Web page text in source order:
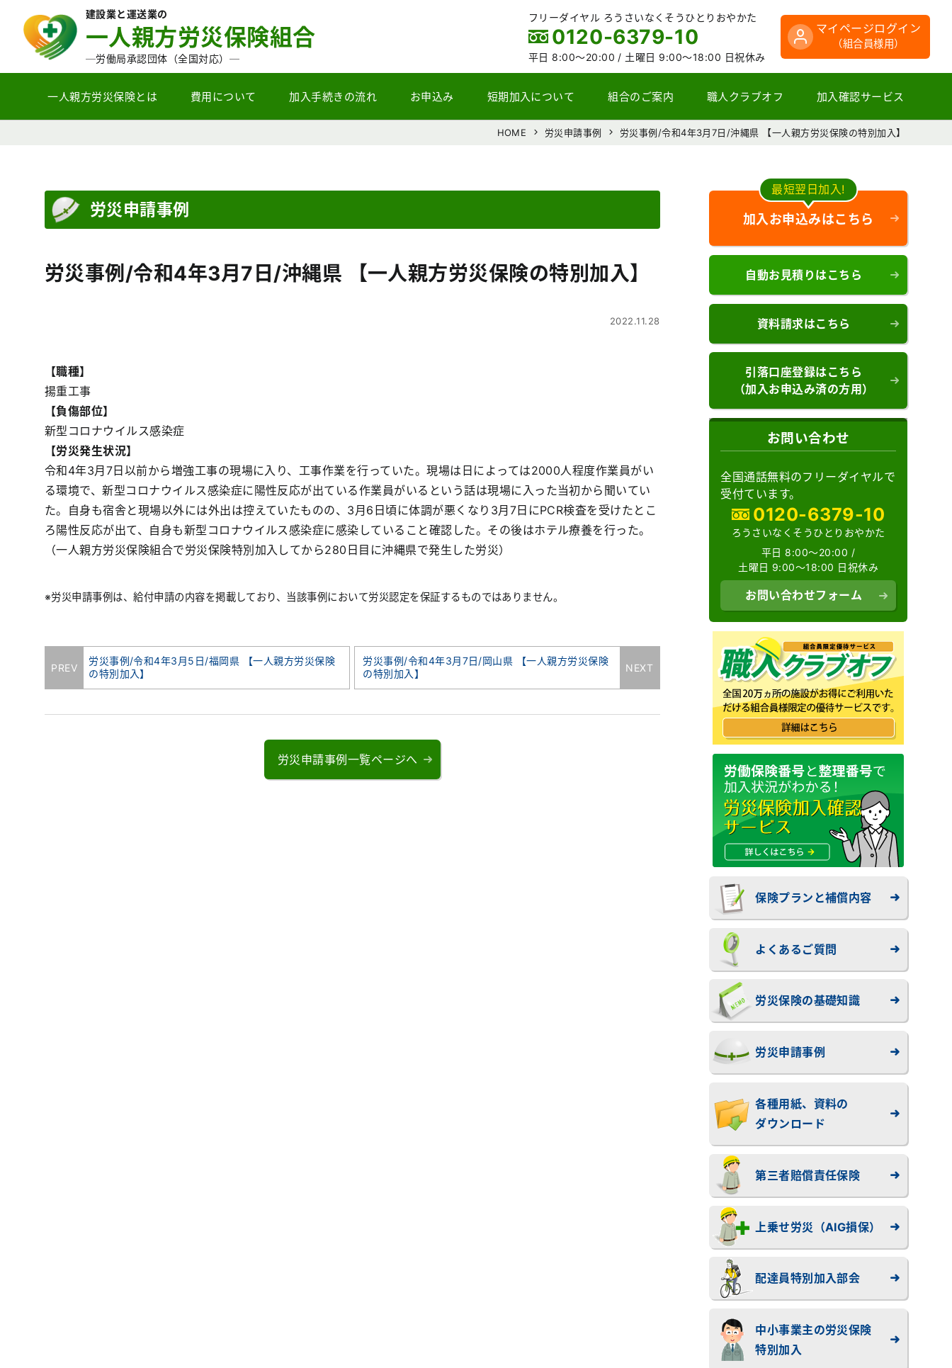
建設業と運送業の
一人親方労災保険組合
─労働局承認団体（全国対応）─
フリーダイヤル ろうさいなくそうひとりおやかた
0120-6379-10
平日 8:00～20:00 / 土曜日 9:00～18:00 日祝休み
マイページログイン
（組合員様用）
一人親方労災保険とは 費用について 加入手続きの流れ お申込み 短期加入について 組合のご案内 職人クラブオフ 加入確認サービス
HOME 労災申請事例 労災事例/令和4年3月7日/沖縄県 【一人親方労災保険の特別加入】
労災申請事例
労災事例/令和4年3月7日/沖縄県 【一人親方労災保険の特別加入】
2022.11.28
【職種】
揚重工事
【負傷部位】
新型コロナウイルス感染症
【労災発生状況】
令和4年3月7日以前から増強工事の現場に入り、工事作業を行っていた。現場は日によっては2000人程度作業員がい
る環境で、新型コロナウイルス感染症に陽性反応が出ている作業員がいるという話は現場に入った当初から聞いてい
た。自身も宿舎と現場以外には外出は控えていたものの、3月6日頃に体調が悪くなり3月7日にPCR検査を受けたとこ
ろ陽性反応が出て、自身も新型コロナウイルス感染症に感染していること確認した。その後はホテル療養を行った。
（一人親方労災保険組合で労災保険特別加入してから280日目に沖縄県で発生した労災）
※労災申請事例は、給付申請の内容を掲載しており、当該事例において労災認定を保証するものではありません。
PREV
労災事例/令和4年3月5日/福岡県 【一人親方労災保険
の特別加入】
NEXT
労災事例/令和4年3月7日/岡山県 【一人親方労災保険
の特別加入】
労災申請事例一覧ページへ
最短翌日加入!
加入お申込みはこちら
自動お見積りはこちら
資料請求はこちら
引落口座登録はこちら
（加入お申込み済の方用）
お問い合わせ
全国通話無料のフリーダイヤルで
受付ています。
0120-6379-10
ろうさいなくそうひとりおやかた
平日 8:00～20:00 /
土曜日 9:00～18:00 日祝休み
お問い合わせフォーム
保険プランと補償内容
よくあるご質問
労災保険の基礎知識
労災申請事例
各種用紙、資料の
ダウンロード
第三者賠償責任保険
上乗せ労災（AIG損保）
配達員特別加入部会
中小事業主の労災保険
特別加入